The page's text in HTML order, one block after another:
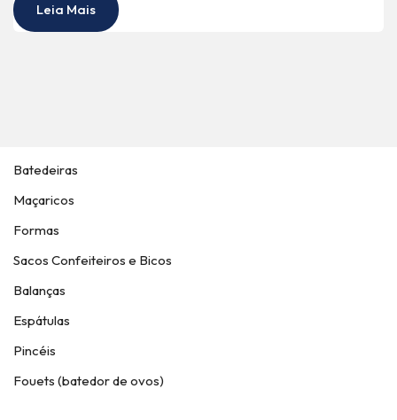
Leia Mais
Batedeiras
Maçaricos
Formas
Sacos Confeiteiros e Bicos
Balanças
Espátulas
Pincéis
Fouets (batedor de ovos)